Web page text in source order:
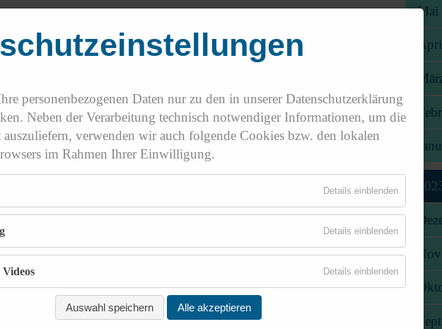
Mai
personenbezogenen Daten nur zu den in unserer Datenschutzerklärung
Neben der Verarbeitung technisch notwendiger Informationen, um die
auszuliefern, verwenden wir auch folgende Cookies bzw. den lokalen
im Rahmen Ihrer Einwilligung.
Details einblenden
Details einblenden
Details einblenden
Auswahl speichern Alle akzeptieren